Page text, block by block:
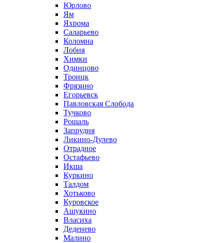
Юрлово
Ям
Яхрома
Саларьево
Коломна
Лобня
Химки
Одинцово
Троицк
Фрязино
Егорьевск
Павловская Слобода
Тучково
Рошаль
Запрудня
Ликино-Дулево
Отрадное
Остафьево
Икша
Куркино
Талдом
Хотьково
Куровское
Ашукино
Власиха
Деденево
Малино